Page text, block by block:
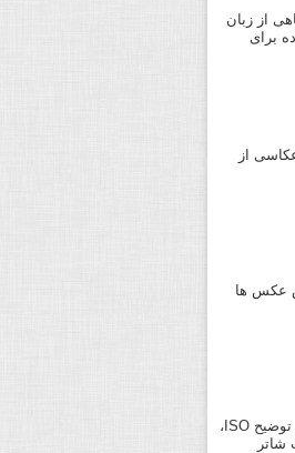
از زبان
ساده برای
از
درک نوردهی – همراه با توضیح ISO،
شاتر